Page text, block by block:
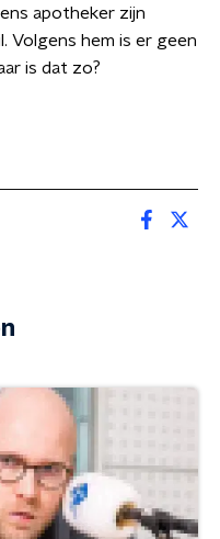
apotheker zijn
Volgens hem is er geen
is dat zo?